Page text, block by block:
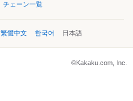
チェーン一覧
繁體中文 한국어 日本語
©Kakaku.com, Inc.